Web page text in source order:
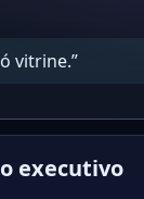
vitrine.”
executivo